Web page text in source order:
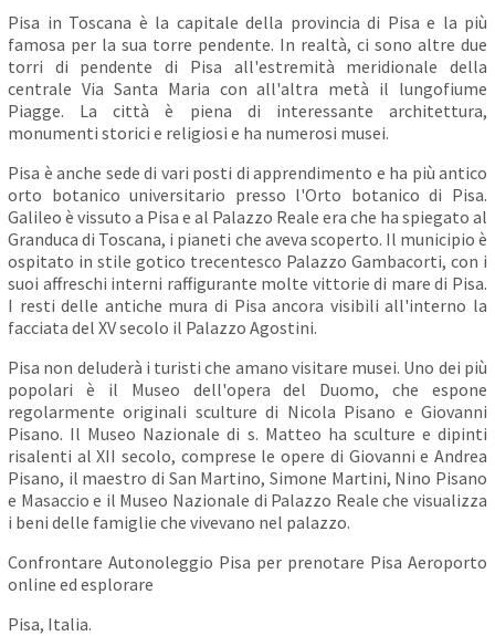
Pisa in Toscana è la capitale della provincia di Pisa e la più
famosa per la sua torre pendente. In realtà, ci sono altre due
torri di pendente di Pisa all'estremità meridionale della
centrale Via Santa Maria con all'altra metà il lungofiume
Piagge. La città è piena di interessante architettura,
monumenti storici e religiosi e ha numerosi musei.
Pisa è anche sede di vari posti di apprendimento e ha più antico
orto botanico universitario presso l'Orto botanico di Pisa.
Galileo è vissuto a Pisa e al Palazzo Reale era che ha spiegato al
Granduca di Toscana, i pianeti che aveva scoperto. Il municipio è
ospitato in stile gotico trecentesco Palazzo Gambacorti, con i
suoi affreschi interni raffigurante molte vittorie di mare di Pisa.
I resti delle antiche mura di Pisa ancora visibili all'interno la
facciata del XV secolo il Palazzo Agostini.
Pisa non deluderà i turisti che amano visitare musei. Uno dei più
popolari è il Museo dell'opera del Duomo, che espone
regolarmente originali sculture di Nicola Pisano e Giovanni
Pisano. Il Museo Nazionale di s. Matteo ha sculture e dipinti
risalenti al XII secolo, comprese le opere di Giovanni e Andrea
Pisano, il maestro di San Martino, Simone Martini, Nino Pisano
e Masaccio e il Museo Nazionale di Palazzo Reale che visualizza
i beni delle famiglie che vivevano nel palazzo.
Confrontare Autonoleggio Pisa per prenotare Pisa Aeroporto
online ed esplorare
Pisa, Italia.